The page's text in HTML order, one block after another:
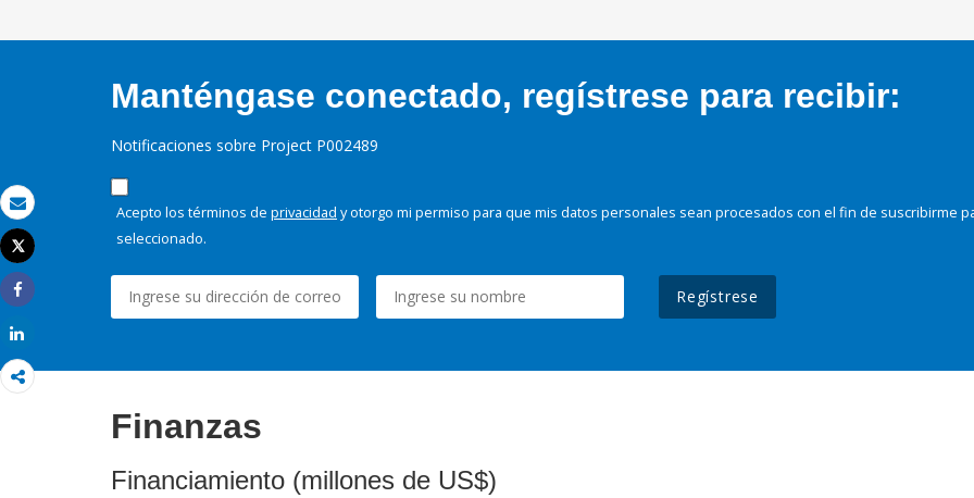
Correo electrónico
Imprimir
Tweet
Share
Manténgase conectado, regístrese para recibir:
Notificaciones sobre Project P002489
Acepto los términos de privacidad y otorgo mi permiso para que mis datos personales sean procesados con el fin de suscribirme
seleccionado.
Regístrese
Finanzas
Financiamiento (millones de US$)